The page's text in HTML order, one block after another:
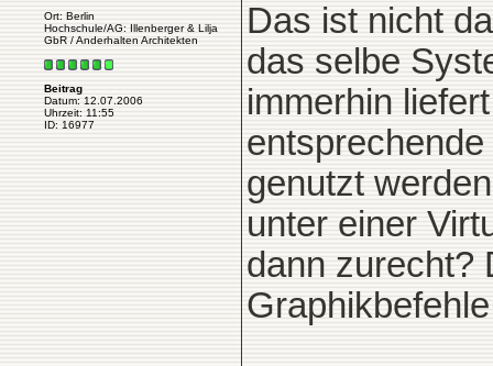
Ort: Berlin
Hochschule/AG: Illenberger & Lilja
GbR / Anderhalten Architekten
Beitrag
Datum: 12.07.2006
Uhrzeit: 11:55
ID: 16977
Das ist nicht
das selbe
immerhin
genutzt
unter einer
dann zurecht?